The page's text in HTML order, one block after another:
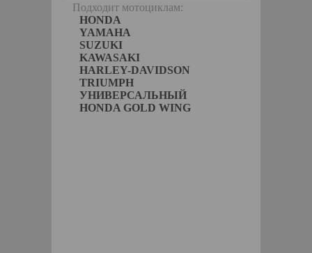
Подходит мотоциклам:
HONDA
YAMAHA
SUZUKI
KAWASAKI
HARLEY-DAVIDSON
TRIUMPH
УНИВЕРСАЛЬНЫЙ
HONDA GOLD WING